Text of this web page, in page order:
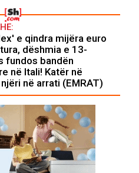
e qindra mijëra euro
dëshmia e 13-
fundos bandën
në Itali! Katër në
në arrati (EMRAT)